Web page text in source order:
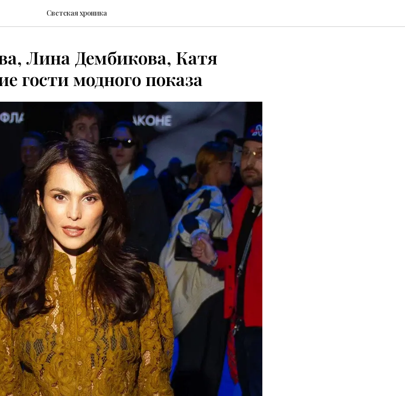
Светская хроника
Лина Дембикова, Катя
гости модного показа